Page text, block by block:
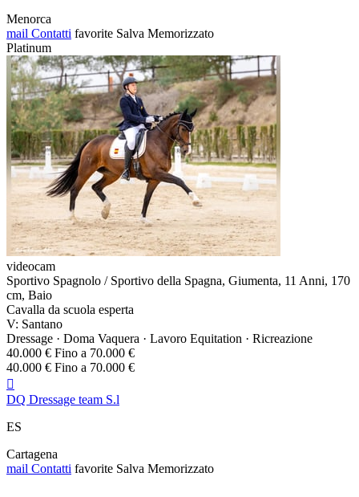
Menorca
mail Contatti favorite Salva Memorizzato
Platinum
videocam
Sportivo Spagnolo / Sportivo della Spagna, Giumenta, 11 Anni, 170
cm, Baio
Cavalla da scuola esperta
V: Santano
Dressage · Doma Vaquera · Lavoro Equitation · Ricreazione
40.000 € Fino a 70.000 €
40.000 € Fino a 70.000 €

DQ Dressage team S.l
ES
Cartagena
mail Contatti favorite Salva Memorizzato